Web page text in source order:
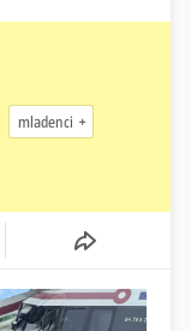
mladenci